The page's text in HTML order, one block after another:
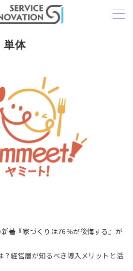
体
著『家づくりは76％が後悔する』が
？経営層が知るべき導入メリットと活